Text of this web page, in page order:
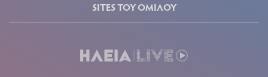
SITES ΤΟΥ ΟΜΙΛΟΥ